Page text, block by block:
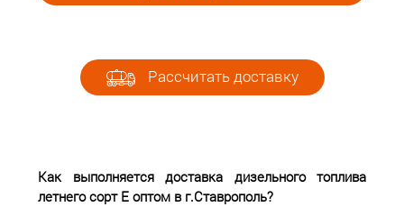
Рассчитать доставку
Как выполняется доставка дизельного топлива
летнего сорт Е оптом в г.Ставрополь?